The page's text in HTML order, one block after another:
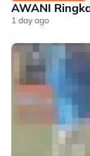
AWANI
1 day ago